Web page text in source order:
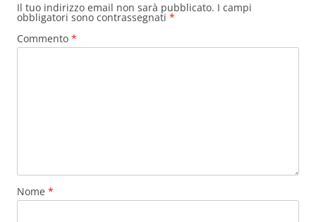
Il tuo indirizzo email non sarà pubblicato. I campi
obbligatori sono contrassegnati *
Commento *
Nome *